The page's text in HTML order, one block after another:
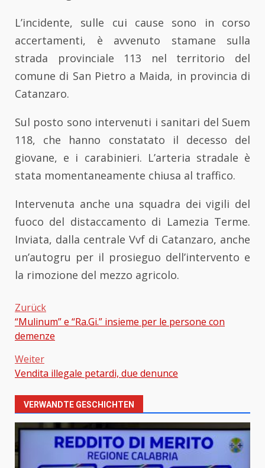
L’incidente, sulle cui cause sono in corso
accertamenti, è avvenuto stamane sulla
strada provinciale 113 nel territorio del
comune di San Pietro a Maida, in provincia di
Catanzaro.
Sul posto sono intervenuti i sanitari del Suem
118, che hanno constatato il decesso del
giovane, e i carabinieri. L’arteria stradale è
stata momentaneamente chiusa al traffico.
Intervenuta anche una squadra dei vigili del
fuoco del distaccamento di Lamezia Terme.
Inviata, dalla centrale Vvf di Catanzaro, anche
un’autogru per il prosieguo dell’intervento e
la rimozione del mezzo agricolo.
Beitragsnavigation
Zurück
“Mulinum” e “Ra.Gi.” insieme per le persone con
demenze
Weiter
Vendita illegale petardi, due denunce
VERWANDTE GESCHICHTEN